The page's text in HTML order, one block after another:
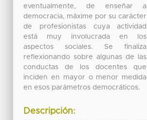
eventualmente, de enseñar a
democracia, máxime por su carácter
de profesionistas cuya actividad
está muy involucrada en los
aspectos sociales. Se finaliza
reflexionando sobre algunas de las
conductas de los docentes que
inciden en mayor o menor medida
en esos parámetros democráticos.
Descripción: